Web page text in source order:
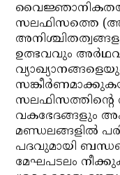
സലഫിസത്തെ
ഉത്ഭവവും
സലഫിസത്തിന്റെ
വകഭേദങ്ങളും
മണ്ഡലങ്ങളില്‍
പദവുമായി
മേഘപടലം